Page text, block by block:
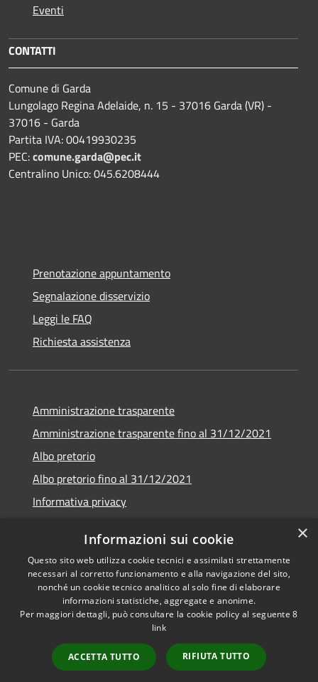
Eventi
CONTATTI
Comune di Garda
Lungolago Regina Adelaide, n. 15 - 37016 Garda (VR) -
37016 - Garda
Partita IVA: 00419930235
PEC:comune.garda@pec.it
Centralino Unico: 045.6208444
Prenotazione appuntamento
Segnalazione disservizio
Leggi le FAQ
Richiesta assistenza
Amministrazione trasparente
Amministrazione trasparente fino al 31/12/2021
Albo pretorio
Albo pretorio fino al 31/12/2021
Informativa privacy
Dichiarazione di accessibilità
RSS
Copyright © 2026 • Comune di
Municipium•
Accesso
redazione
×
Informazioni sui cookie
Questo sito web utilizza cookie tecnici e assimilati strettamente
necessari al corretto funzionamento e alla navigazione del sito,
nonché un cookie tecnico analitico al solo fine di elaborare
informazioni statistiche, aggregate e anonime.
Per maggiori dettagli, può consultare la cookie policy al seguente8
link
ACCETTA TUTTO RIFIUTA TUTTO